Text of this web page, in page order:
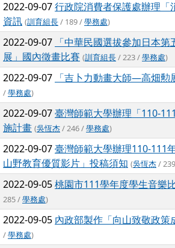
2022-09-07行政院消費者保護處辦理「
資訊 (訓育組長/ 189 /學務處)
2022-09-07 「中華民國選拔參加日本
展」國內徵畫比賽 (訓育組長/ 223 /學務處)
2022-09-07 「吉卜力動畫大師—高畑勲
/學務處)
2022-09-07臺灣師範大學辦理「110-
施計畫 (吳恆杰/ 246 /學務處)
2022-09-07臺灣師範大學辦理110-111
山野教育優質影片」投稿須知 (吳恆杰/
2022-09-05桃園市111學年度學生音樂
285 /學務處)
2022-09-05 內政部製作「向山致敬政策
/學務處)